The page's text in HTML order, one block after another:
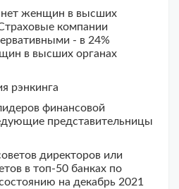
нет женщин в высших
компании
- в 24%
в высших органах
рэнкинга
финансовой
представительницы
директоров или
в топ-50 банках по
на декабрь 2021